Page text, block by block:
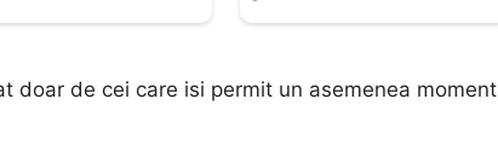
doar de cei care isi permit un asemenea moment